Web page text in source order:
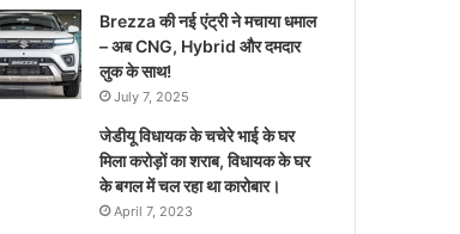
Brezza की नई एंट्री ने मचाया धमाल
– अब CNG, Hybrid और दमदार
लुक के साथ!
July 7, 2025
जेडीयू विधायक के चचेरे भाई के घर
मिला करोड़ों का शराब, विधायक के घर
के बगल में चल रहा था कारोबार।
April 7, 2023